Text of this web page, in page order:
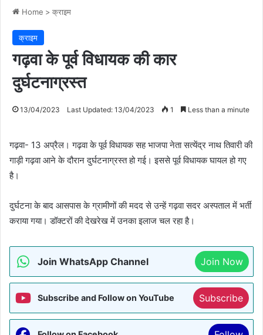
Home > क्राइम
क्राइम
गढ़वा के पूर्व विधायक की कार
दुर्घटनाग्रस्त
13/04/2023 Last Updated: 13/04/2023 1 Less than a minute
गढ़वा- 13 अप्रैल। गढ़वा के पूर्व विधायक सह भाजपा नेता सत्येंद्र नाथ तिवारी की
गाड़ी गढ़वा आने के दौरान दुर्घटनाग्रस्त हो गई। इससे पूर्व विधायक घायल हो गए
है।
दुर्घटना के बाद आसपास के ग्रामीणों की मदद से उन्हें गढ़वा सदर अस्पताल में भर्ती
कराया गया। डॉक्टरों की देखरेख में उनका इलाज चल रहा है।
Join WhatsApp Channel Join Now
Subscribe and Follow on YouTube Subscribe